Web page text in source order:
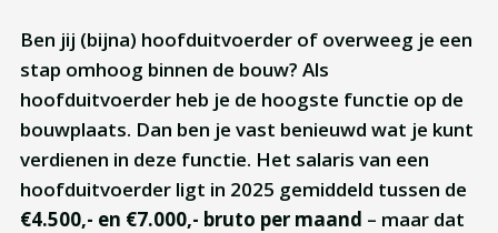
Ben jij (bijna) hoofduitvoerder of overweeg je een
stap omhoog binnen de bouw? Als
hoofduitvoerder heb je de hoogste functie op de
bouwplaats. Dan ben je vast benieuwd wat je kunt
verdienen in deze functie. Het salaris van een
hoofduitvoerder ligt in 2025 gemiddeld tussen de
€4.500,- en €7.000,- bruto per maand – maar dat